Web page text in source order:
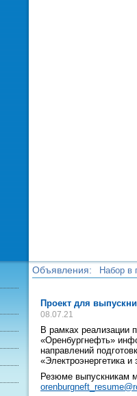
Объявления:
Набор в
Проект для
08.07.21
В рамках реализации
«Оренбургнефть»
направлений
«Электроэнергетика и
Резюме выпускникам